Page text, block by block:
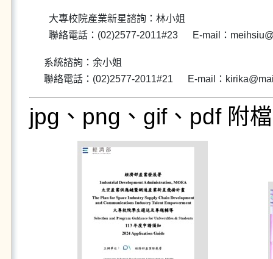
大專校院產業新星諮詢：林小姐
聯絡電話：(02)2577-2011#23 E-mail：
系統諮詢：余小姐
聯絡電話：(02)2577-2011#21 E-mail：
jpg、png、gif、pdf 附